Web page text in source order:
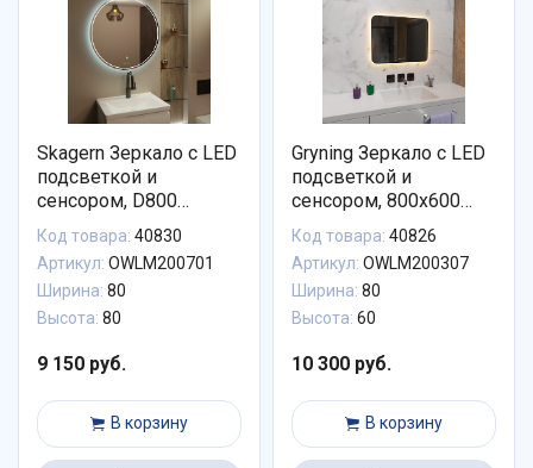
Skagern Зеркало с LED
подсветкой и
сенсором, D800
УНИВЕРСАЛЬНАЯ
ПОДСВЕТКА
Код товара: 40830
Артикул: OWLM200701
Ширина: 80
Высота: 80
9 150 руб.
В корзину
Gryning Зеркало с LED
подсветкой и
сенсором, 800х600
черный контур
Код товара: 40826
Артикул: OWLM200307
Ширина: 80
Высота: 60
10 300 руб.
В корзину